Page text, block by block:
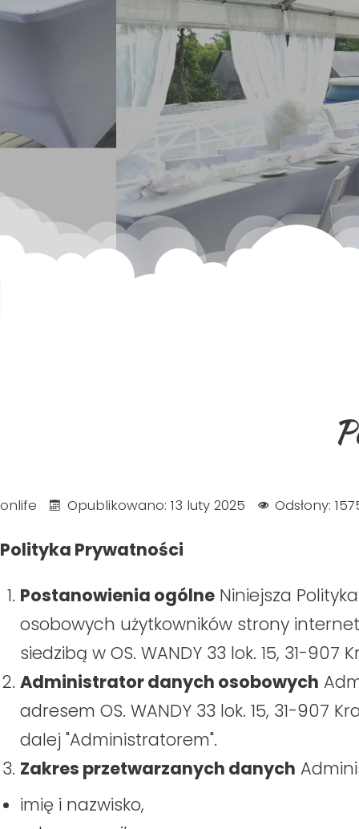
onlife Opublikowano: 13 luty 2025 Odsłony:
Polityka Prywatności
Postanowienia ogólne Niniejsza
osobowych użytkowników strony
siedzibą w OS. WANDY 33 lok. 15, 31-907
Administrator danych osobowych
adresem OS. WANDY 33 lok. 15, 31-907
dalej "Administratorem".
Zakres przetwarzanych danych
imię i nazwisko,